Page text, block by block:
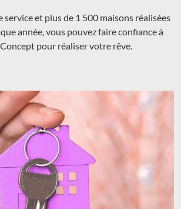
service et plus de 1 500 maisons réalisées
année, vous pouvez faire confiance à
pour réaliser votre rêve.